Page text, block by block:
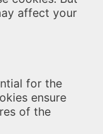
affect your
for the
ensure
of the